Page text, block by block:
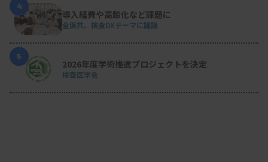
4
導入経費や高齢化など課題に
全医共、検査DXテーマに議論
5
2026年度学術推進プロジェクトを決定
検査医学会